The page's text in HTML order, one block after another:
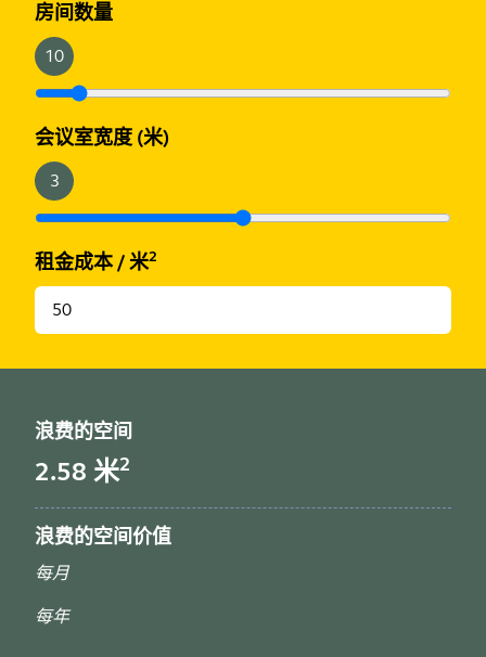
房间数量
10
会议室宽度 (米)
3
租金成本/米2
浪费的空间
2.58 米2
浪费的空间价值
每月
每年